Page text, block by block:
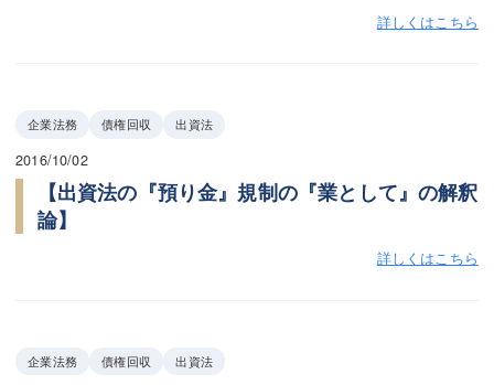
詳しくはこちら
企業法務 債権回収 出資法
2016/10/02
【出資法の『預り金』規制の『業として』の解釈
論】
詳しくはこちら
企業法務 債権回収 出資法